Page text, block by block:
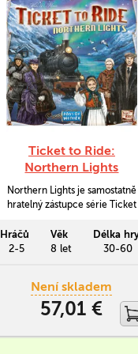
Ticket to Ride:
Northern Lights
Northern Lights je samostatně
hratelný zástupce série Ticket
prosím).
Hráčů
2-5
Věk
8 let
Délka
30-60
Není skladem
57,01 €